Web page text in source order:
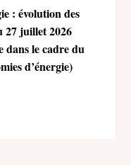
: évolution des
27 juillet 2026
dans le cadre du
d’énergie)